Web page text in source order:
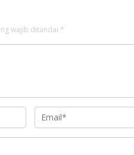
wajib ditandai *